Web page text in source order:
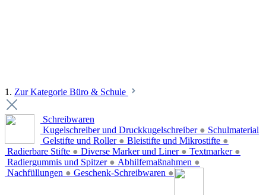
1. Zur Kategorie Büro & Schule
Schreibwaren
Kugelschreiber und Druckkugelschreiber ●
Gelstifte und Roller ● Bleistifte und Mikrostifte ●
Radierbare Stifte ● Diverse Marker und Liner ● Textmarker ●
Radiergummis und Spitzer ● Abhilfemaßnahmen ●
Nachfüllungen ● Geschenk-Schreibwaren ●
Schulmaterial